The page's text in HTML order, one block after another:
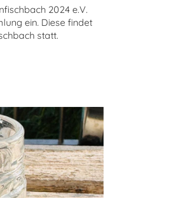
2024 e.V.
ein. Diese findet
statt.